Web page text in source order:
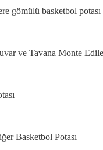
gömülü basketbol potası
ve Tavana Monte
Basketbol Potası